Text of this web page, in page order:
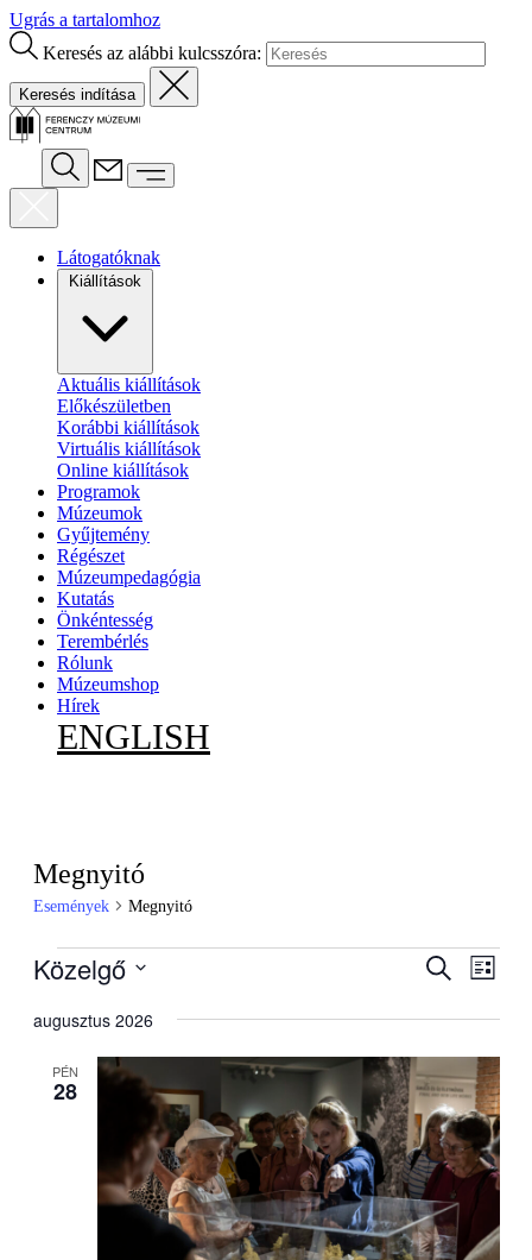
Ugrás a tartalomhoz
Keresés az alábbi kulcsszóra:
Látogatóknak
Kiállítások
Aktuális kiállítások
Előkészületben
Korábbi kiállítások
Virtuális kiállítások
Online kiállítások
Programok
Múzeumok
Gyűjtemény
Régészet
Múzeumpedagógia
Kutatás
Önkéntesség
Terembérlés
Rólunk
Múzeumshop
Hírek
ENGLISH
Megnyitó
Események Megnyitó
Események
és
nézet
választás
Keresett
kifejezés
Lista
Közelgő
kiválasztása.
augusztus 2026
PÉN
28